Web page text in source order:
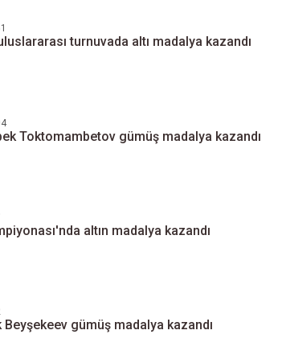
turnuvada altı madalya kazandı
Toktomambetov gümüş madalya kazandı
altın madalya kazandı
gümüş madalya kazandı